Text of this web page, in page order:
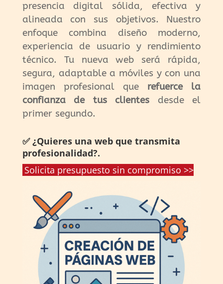
presencia digital sólida, efectiva y
alineada con sus objetivos. Nuestro
enfoque combina diseño moderno,
experiencia de usuario y rendimiento
técnico. Tu nueva web será rápida,
segura, adaptable a móviles y con una
imagen profesional que refuerce la
confianza de tus clientes desde el
primer segundo.
✅ ¿Quieres una web que transmita
profesionalidad?.
Solicita presupuesto sin compromiso >>